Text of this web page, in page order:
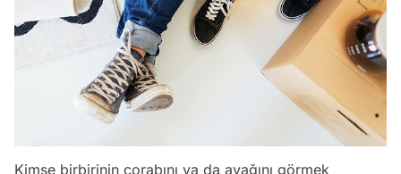
Kimse birbirinin çorabını ya da ayağını görmek